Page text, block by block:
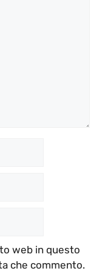
web in questo
che commento.